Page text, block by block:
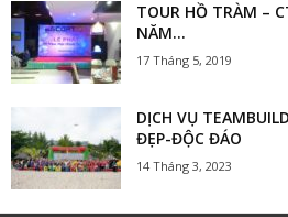
TOUR HỒ TRÀM –
NĂM...
17 Tháng 5, 2019
DỊCH VỤ
ĐẸP-ĐỘC ĐÁO
14 Tháng 3, 2023